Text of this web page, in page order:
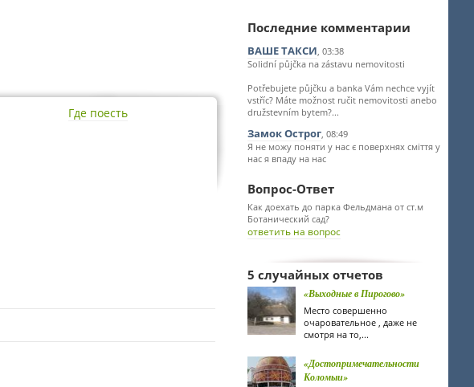
Где поесть
Последние комментарии
ВАШЕ ТАКСИ, 03:38
Solidní půjčka na zástavu nemovitosti
Potřebujete půjčku a banka Vám nechce vyjít
vstříc? Máte možnost ručit nemovitosti anebo
družstevním bytem?...
Замок Острог, 08:49
Я не можу поняти у нас є поверхнях сміття у
нас я впаду на нас
Вопрос-Ответ
Как доехать до парка Фельдмана от ст.м
Ботанический сад?
ответить на вопрос
5 случайных отчетов
«Выходные в Пирогово»
Место совершенно
очаровательное , даже не
смотря на то,...
«Достопримечательности
Коломыи»